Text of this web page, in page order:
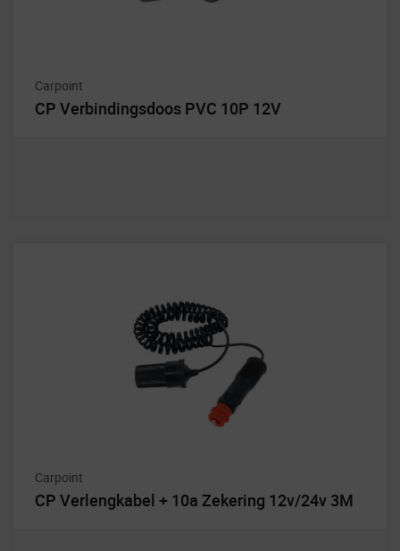
Carpoint
CP Verbindingsdoos PVC 10P 12V
Carpoint
CP Verlengkabel + 10a Zekering 12v/24v 3M